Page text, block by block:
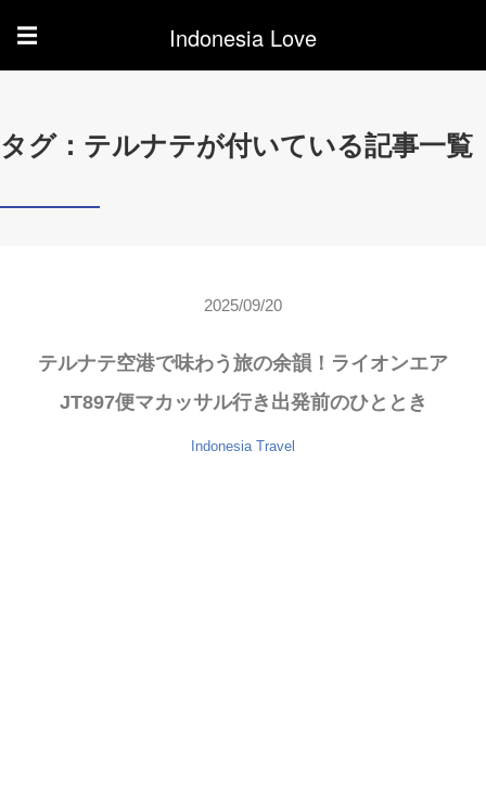
☰ Indonesia Love
タグ：テルナテが付いている記事一覧
2025/09/20
テルナテ空港で味わう旅の余韻！ライオンエア
JT897便マカッサル行き出発前のひととき
Indonesia Travel